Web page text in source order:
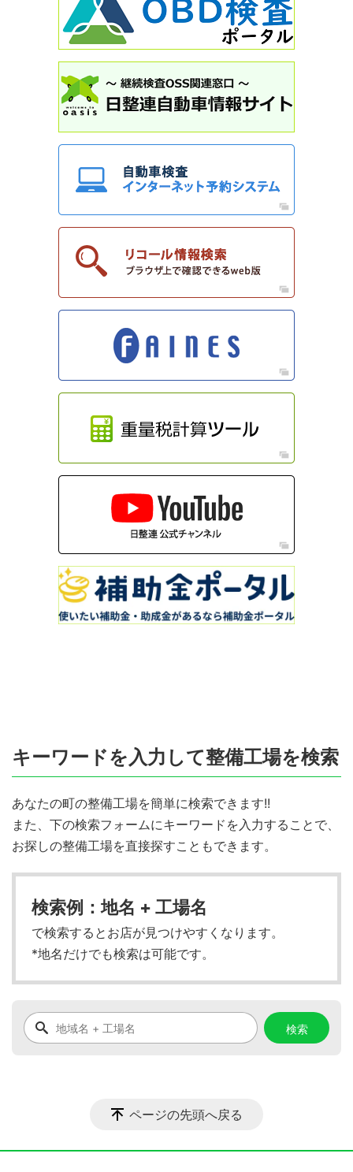
キーワードを入力して整備工場を検索
あなたの町の整備工場を簡単に検索できます!!
また、下の検索フォームにキーワードを入力することで、
お探しの整備工場を直接探すこともできます。
検索例：地名 + 工場名
で検索するとお店が見つけやすくなります。
*地名だけでも検索は可能です。
ページの先頭へ戻る